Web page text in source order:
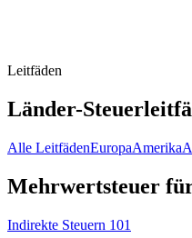
Leitfäden
Länder-
Alle LeitfädenEuropaAmerika
Mehrwertsteuer
Indirekte Steuern 101